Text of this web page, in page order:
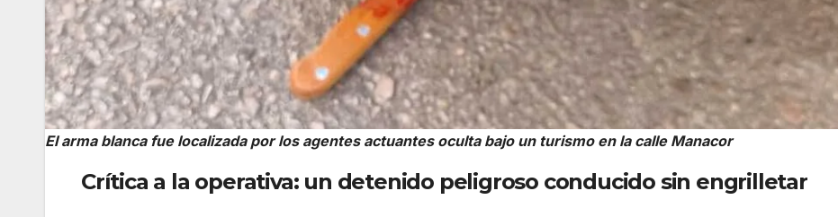
El arma blanca fue localizada por los agentes actuantes oculta bajo un turismo en la calle Manacor
Crítica a la operativa: un detenido peligroso conducido sin engrilletar